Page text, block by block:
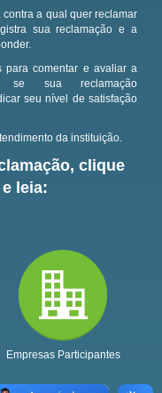
contra a qual quer reclamar
sua reclamação e a
para comentar e avaliar a
se sua reclamação
seu nível de satisfação
da instituição.
clique
leia:
Empresas Participantes